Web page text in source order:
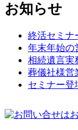
お知らせ
終活セミナ
年末年始の
相続遺言実
葬儀社様営
セミナー登